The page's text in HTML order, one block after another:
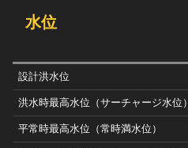
水位
設計洪水位
洪水時最高水位（サーチャージ水位）
平常時最高水位（常時満水位）